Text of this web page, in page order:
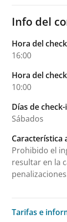
Info del
Hora del
16:00
Hora del
10:00
Días de
Sábados
Característica
Prohibido el
resultar en la
Tarifas e